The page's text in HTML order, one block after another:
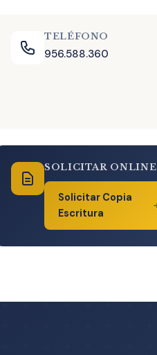
TELÉFONO
956.588.360
SOLICITAR ONLINE
Solicitar Copia
Escritura